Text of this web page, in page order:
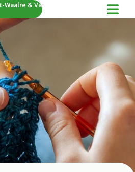
Waalre & Valkenswaard